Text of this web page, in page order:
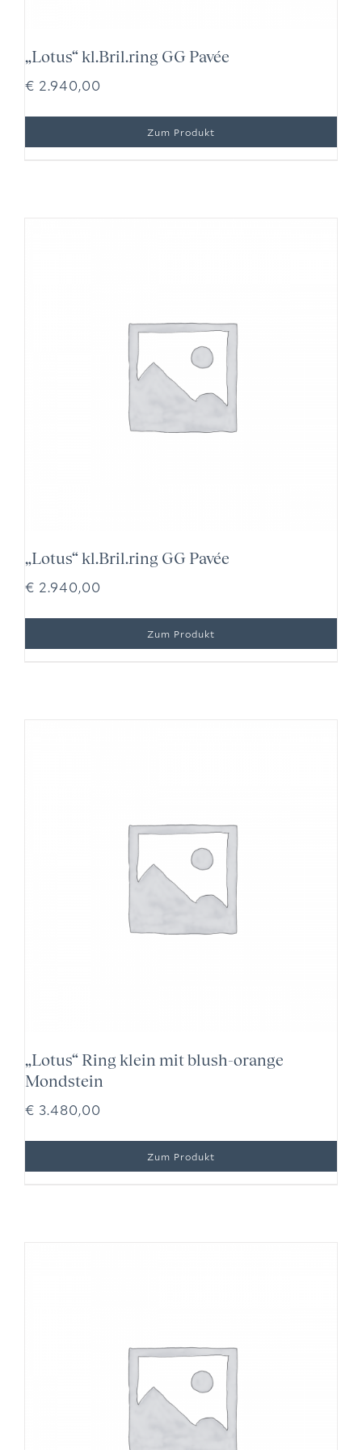
„Lotus“ kl.Bril.ring GG Pavée
€ 2.940,00
„Lotus“ kl.Bril.ring GG Pavée
€ 2.940,00
„Lotus“ Ring klein mit blush-orange
Mondstein
€ 3.480,00